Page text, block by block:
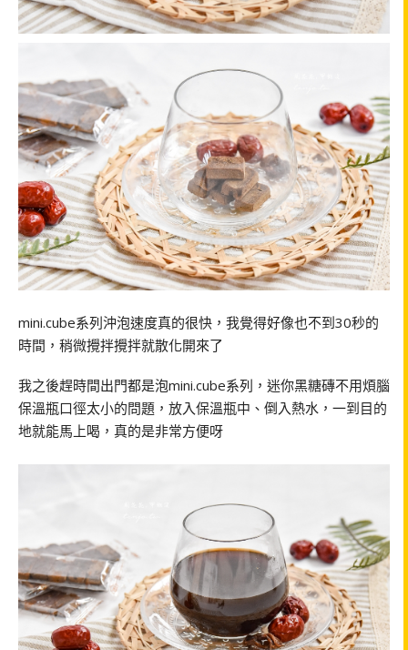
mini.cube系列沖泡速度真的很快，我覺得好像也不到30秒的
時間，稍微攪拌攪拌就散化開來了
我之後趕時間出門都是泡mini.cube系列，迷你黑糖磚不用煩腦
保溫瓶口徑太小的問題，放入保溫瓶中、倒入熱水，一到目的
地就能馬上喝，真的是非常方便呀